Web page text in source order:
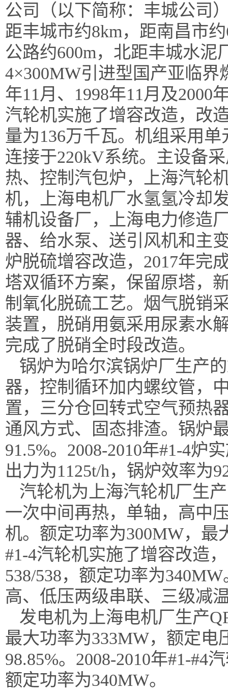
公司（以下简称：丰城公司
距丰城市约8km，距南昌市
公路约600m，北距丰城水泥
4×300MW引进型国产亚临界
年11月、1998年11月及2000
汽轮机实施了增容改造，改
量为136万千瓦。机组采用
连接于220kV系统。主设备
热、控制汽包炉，上海汽轮
机，上海电机厂水氢氢冷却
辅机设备厂，上海电力修造
器、给水泵、送引风机和主
炉脱硫增容改造，2017年完
塔双循环方案，保留原塔，
制氧化脱硫工艺。烟气脱销
装置，脱硝用氨采用尿素水
完成了脱硝全时段改造。
锅炉为哈尔滨锅炉厂生产的
器，控制循环加内螺纹管，
置，三分仓回转式空气预热
通风方式、固态排渣。锅炉
91.5%。2008-2010年#1-4炉
出力为1125t/h，锅炉效率为
汽轮机为上海汽轮机厂生
一次中间再热，单轴，高中
机。额定功率为300MW，最
#1-4汽轮机实施了增容改造
538/538，额定功率为
高、低压两级串联、三级减
发电机为上海电机厂生产
最大功率为333MW，额定
98.85%。2008-2010年#1-#4
额定功率为340MW。